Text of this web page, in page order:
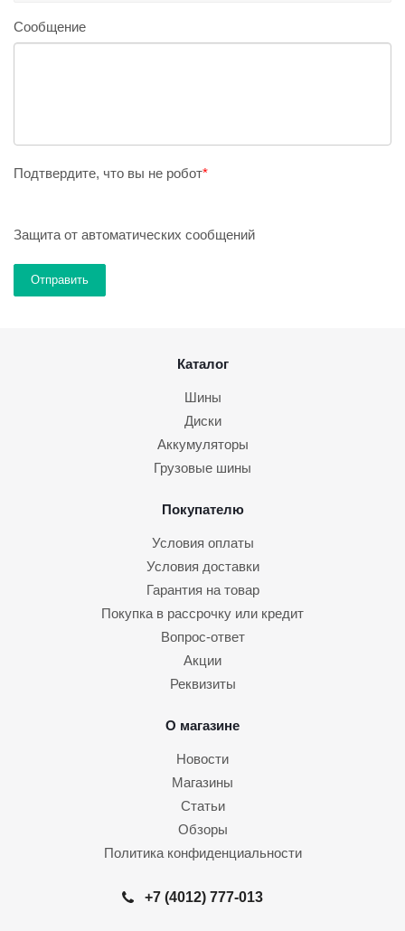
Сообщение
Подтвердите, что вы не робот*
Защита от автоматических сообщений
Каталог
Шины
Диски
Аккумуляторы
Грузовые шины
Покупателю
Условия оплаты
Условия доставки
Гарантия на товар
Покупка в рассрочку или кредит
Вопрос-ответ
Акции
Реквизиты
О магазине
Новости
Магазины
Статьи
Обзоры
Политика конфиденциальности
+7 (4012) 777-013